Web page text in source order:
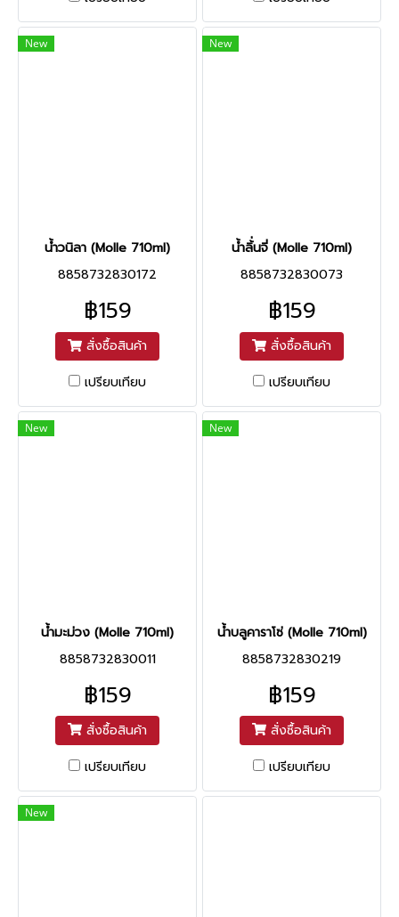
New
น้ำวนิลา (Molle 710ml)
8858732830172
฿159
สั่งซื้อสินค้า
เปรียบเทียบ
New
น้ำลิ้่นจี่ (Molle 710ml)
8858732830073
฿159
สั่งซื้อสินค้า
เปรียบเทียบ
New
น้ำมะม่วง (Molle 710ml)
8858732830011
฿159
สั่งซื้อสินค้า
เปรียบเทียบ
New
น้ำบลูคาราโซ่ (Molle 710ml)
8858732830219
฿159
สั่งซื้อสินค้า
เปรียบเทียบ
New